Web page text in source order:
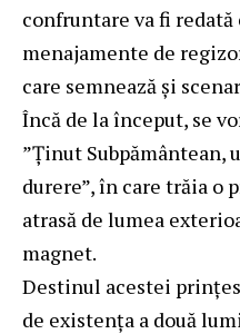
confruntare va fi
menajamente de
care semnează și
Încă de la început, se
”Ținut Subpământean,
durere”, în care trăia o
atrasă de lumea
magnet.
Destinul acestei
de existența a două